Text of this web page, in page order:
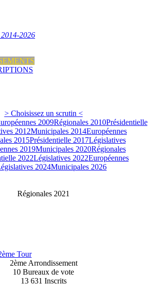
2026
> Choisissez un scrutin <
2009Régionales 2010Présidentielle
2012Municipales 2014Européennes
2015Présidentielle 2017Législatives
2019Municipales 2020Régionales
2022Législatives 2022Européennes
2024Municipales 2026
Régionales 2021
Tour
2ème Arrondissement
10 Bureaux de vote
13 631 Inscrits